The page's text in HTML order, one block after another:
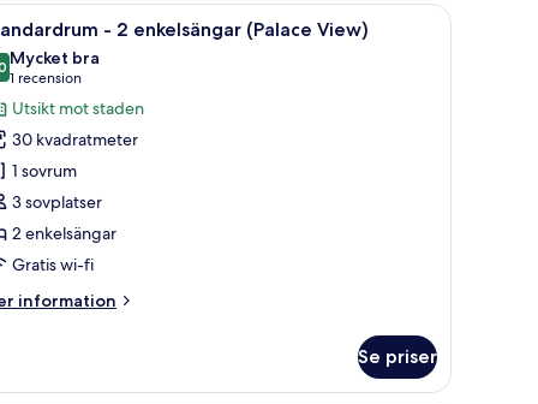
med en lampa, en stol, en soffa och utsikt över en stadspanorama
Ett hotellrum med ett stort fönster, två
7 - 2 enkelsängar (Palace View)
av 10
Mycket bra
1 recension
(1 recension)
Utsikt mot staden
30 kvadratmeter
1 sovrum
3 sovplatser
2 enkelsängar
Gratis wi-fi
information
Se priser